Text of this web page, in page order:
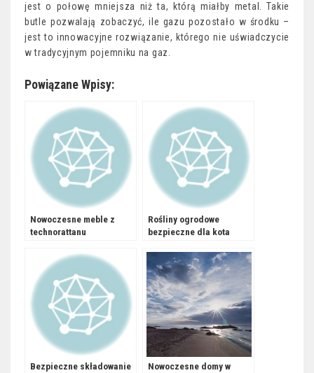
jest o połowę mniejsza niż ta, którą miałby metal. Takie
butle pozwalają zobaczyć, ile gazu pozostało w środku –
jest to innowacyjne rozwiązanie, którego nie uświadczycie
w tradycyjnym pojemniku na gaz.
Powiązane Wpisy:
Nowoczesne meble z
technorattanu
Rośliny ogrodowe
bezpieczne dla kota
Bezpieczne składowanie
Nowoczesne domy w